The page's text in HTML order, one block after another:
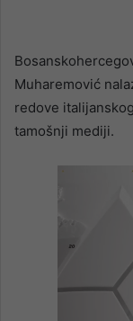
Muharemović
redove
tamošnji mediji.